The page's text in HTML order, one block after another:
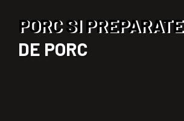
PORC SI PREPARATE
DE PORC